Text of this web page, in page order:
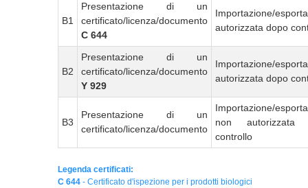
B1
Presentazione di un
certificato/licenza/documento
C 644
Importazione/
autorizzata dopo
B2
Presentazione di un
certificato/licenza/documento
Y 929
Importazione/
autorizzata dopo
B3
Presentazione di un
certificato/licenza/documento
Importazione/
non autorizzata
controllo
Legenda certificati:
C 644 - Certificato d'ispezione per i prodotti biologici